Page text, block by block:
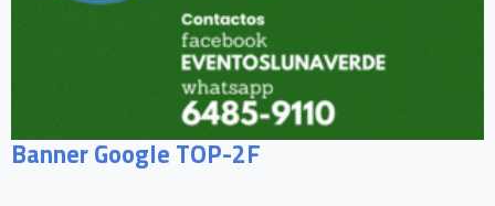
Banner Google TOP-2F